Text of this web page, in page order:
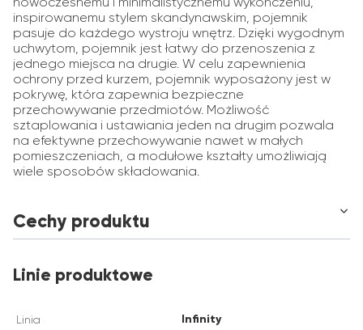
inspirowanemu stylem skandynawskim, pojemnik
pasuje do każdego wystroju wnętrz. Dzięki wygodnym
uchwytom, pojemnik jest łatwy do przenoszenia z
jednego miejsca na drugie. W celu zapewnienia
ochrony przed kurzem, pojemnik wyposażony jest w
pokrywę, która zapewnia bezpieczne
przechowywanie przedmiotów. Możliwość
sztaplowania i ustawiania jeden na drugim pozwala
na efektywne przechowywanie nawet w małych
pomieszczeniach, a modułowe kształty umożliwiają
wiele sposobów składowania.
Cechy produktu
Linie produktowe
Linia Infinity